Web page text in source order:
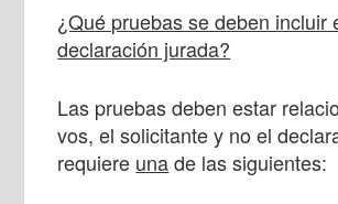
¿Qué pruebas se deben incluir
declaración jurada?
Las pruebas deben estar
vos, el solicitante y no el
requiere unade las siguientes: